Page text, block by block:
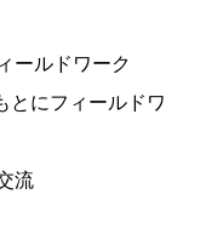
ールドワーク
とにフィールドワ
流